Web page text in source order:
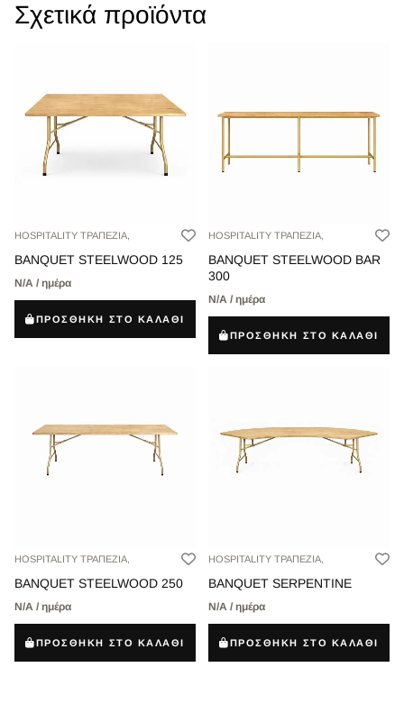
Σχετικά προϊόντα
HOSPITALITY ΤΡΑΠΕΖΙΑ,
BANQUET STEELWOOD 125
Ν/Α / ημέρα
ΠΡΟΣΘΗΚΗ ΣΤΟ ΚΑΛΑΘΙ
HOSPITALITY ΤΡΑΠΕΖΙΑ,
BANQUET STEELWOOD BAR
300
Ν/Α / ημέρα
ΠΡΟΣΘΗΚΗ ΣΤΟ ΚΑΛΑΘΙ
HOSPITALITY ΤΡΑΠΕΖΙΑ,
BANQUET STEELWOOD 250
Ν/Α / ημέρα
ΠΡΟΣΘΗΚΗ ΣΤΟ ΚΑΛΑΘΙ
HOSPITALITY ΤΡΑΠΕΖΙΑ,
BANQUET SERPENTINE
Ν/Α / ημέρα
ΠΡΟΣΘΗΚΗ ΣΤΟ ΚΑΛΑΘΙ